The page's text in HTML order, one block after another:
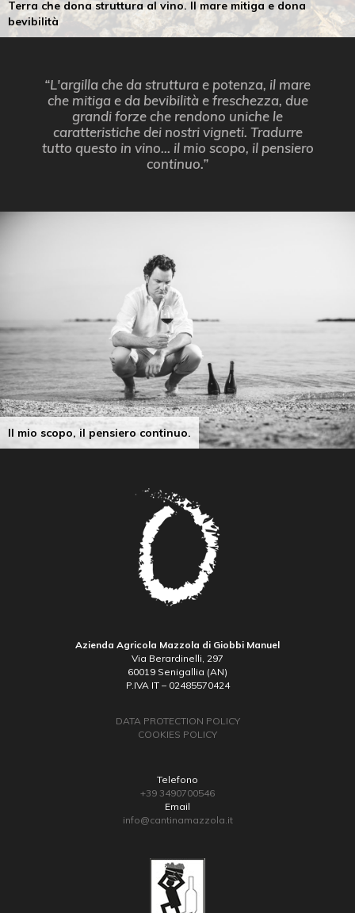
Terra che dona struttura al vino. Il mare mitiga e dona
bevibilità
“L'argilla che da struttura e potenza, il mare
che mitiga e da bevibilità e freschezza, due
grandi forze che rendono uniche le
caratteristiche dei nostri vigneti. Tradurre
tutto questo in vino... il mio scopo, il pensiero
continuo.”
ll mio scopo, il pensiero continuo.
Azienda Agricola Mazzola di Giobbi Manuel
Via Berardinelli, 297
60019 Senigallia (AN)
P.IVA IT – 02485570424
DATA PROTECTION POLICY
COOKIES POLICY
Telefono
+39 3490700546
Email
info@cantinamazzola.it